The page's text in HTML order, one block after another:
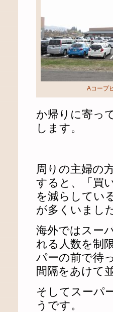
Aコープ
か帰りに寄っ
します。
周りの主婦の
すると、「買
を減らしてい
が多くいまし
海外ではスー
れる人数を制
パーの前で待
間隔をあけて
そしてスーパ
うです。